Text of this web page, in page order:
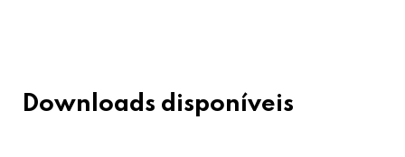
Downloads disponíveis